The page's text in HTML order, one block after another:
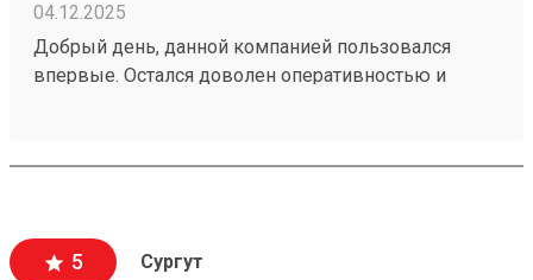
04.12.2025
Добрый день, данной компанией пользовался
впервые. Остался доволен оперативностью и
обнаружил очереди в офисе, чем сэкономил
5 Сургут